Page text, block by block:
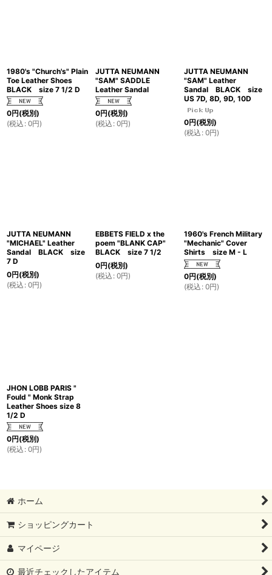
1980's "Church's" Plain
Toe Leather Shoes
BLACK size 7 1/2 D
0円(税別)
(税込 : 0円)
JUTTA NEUMANN
"SAM" SADDLE
Leather Sandal
0円(税別)
(税込 : 0円)
JUTTA NEUMANN
"SAM" Leather
Sandal BLACK size
US 7D, 8D, 9D, 10D
0円(税別)
(税込 : 0円)
JUTTA NEUMANN
"MICHAEL" Leather
Sandal BLACK size
7 D
0円(税別)
(税込 : 0円)
EBBETS FIELD x the
poem "BLANK CAP"
BLACK size 7 1/2
0円(税別)
(税込 : 0円)
1960's French Military
"Mechanic" Cover
Shirts size M - L
0円(税別)
(税込 : 0円)
JHON LOBB PARIS "
Fould " Monk Strap
Leather Shoes size 8
1/2 D
0円(税別)
(税込 : 0円)
ホーム
ショッピングカート
マイページ
最近チェックしたアイテム